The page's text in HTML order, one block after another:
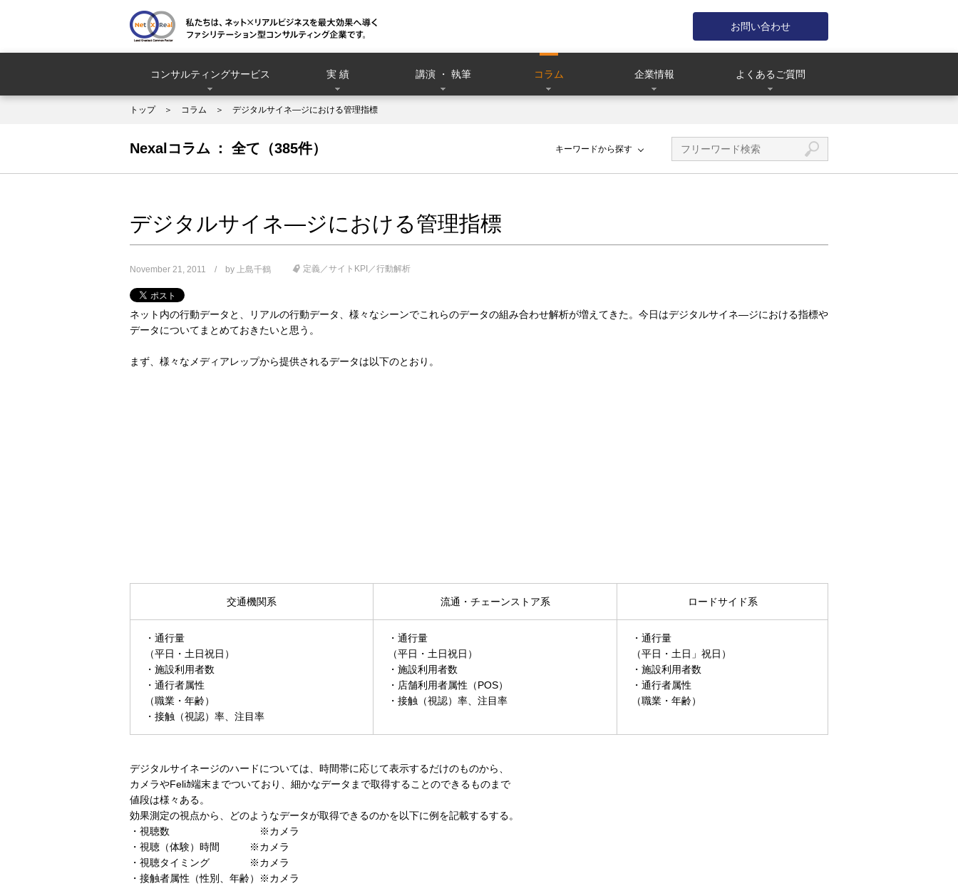
お問い合わせ
コンサルティングサービス 実 績 講演 ・ 執筆 コラム 企業情報 よくあるご質問
トップ コラム デジタルサイネ―ジにおける管理指標
Nexalコラム 全て（385件） キーワードから探す
デジタルサイネ―ジにおける管理指標
November 21, 2011 by 上島千鶴 定義／サイトKPI／行動解析
ネット内の行動データと、リアルの行動データ、様々なシーンでこれらのデータの組み合わせ解析が増えてきた。今日はデジタルサイネ―ジにおける指標や
データについてまとめておきたいと思う。
まず、様々なメディアレップから提供されるデータは以下のとおり。
交通機関系 流通・チェーンストア系 ロードサイド系
・通行量
（平日・土日祝日）
・施設利用者数
・通行者属性
（職業・年齢）
・接触（視認）率、注目率
・通行量
（平日・土日祝日）
・施設利用者数
・店舗利用者属性（POS）
・接触（視認）率、注目率
・通行量
（平日・土日」祝日）
・施設利用者数
・通行者属性
（職業・年齢）
デジタルサイネージのハードについては、時間帯に応じて表示するだけのものから、
カメラやFeliｶ端末までついており、細かなデータまで取得することのできるものまで
値段は様々ある。
効果測定の視点から、どのようなデータが取得できるのかを以下に例を記載するする。
・視聴数 ※カメラ
・視聴（体験）時間 ※カメラ
・視聴タイミング ※カメラ
・接触者属性（性別、年齢）※カメラ